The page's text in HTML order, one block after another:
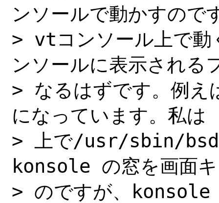
ンソールで動かすので
> vtコンソール上で動
ンソールに表示される
> なるはずです。例
になっています。私
> 上で/usr/sbin/
konsole の窓を画面
> のですが、